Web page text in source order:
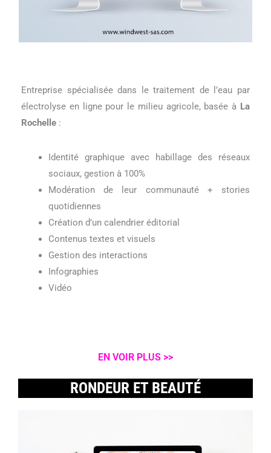
Entreprise spécialisée dans le traitement de l’eau par
électrolyse en ligne pour le milieu agricole, basée à La
Rochelle :
Identité graphique avec habillage des réseaux
sociaux, gestion à 100%
Modération de leur communauté + stories
quotidiennes
Création d’un calendrier éditorial
Contenus textes et visuels
Gestion des interactions
Infographies
Vidéo
EN VOIR PLUS >>
RONDEUR ET BEAUTÉ